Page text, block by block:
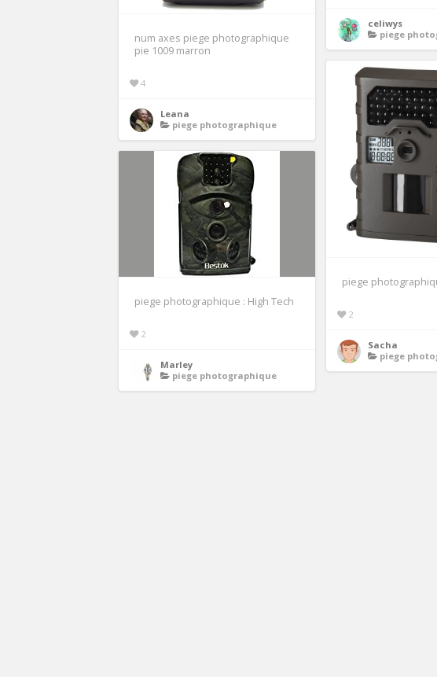
celiwys
piege
num axes piege photographique
pie 1009 marron
4
Leana
piege photographique
piege
2
Sacha
piege
piege photographique : High Tech
2
Marley
piege photographique